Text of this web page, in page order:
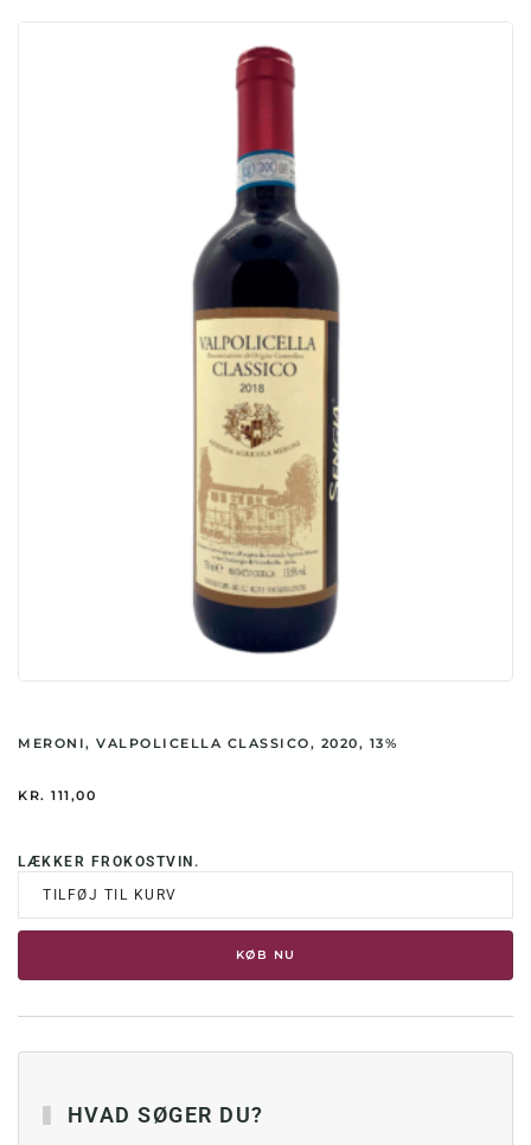
MERONI, VALPOLICELLA CLASSICO, 2020, 13%
KR. 111,00
LÆKKER FROKOSTVIN.
TILFØJ TIL KURV
KØB NU
HVAD SØGER DU?